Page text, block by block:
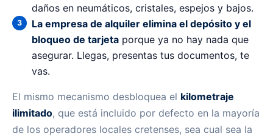
daños en neumáticos, cristales, espejos y bajos.
La empresa de alquiler elimina el depósito y el
bloqueo de tarjeta porque ya no hay nada que
asegurar. Llegas, presentas tus documentos, te
vas.
El mismo mecanismo desbloquea el kilometraje
ilimitado, que está incluido por defecto en la mayoría
de los operadores locales cretenses, sea cual sea la